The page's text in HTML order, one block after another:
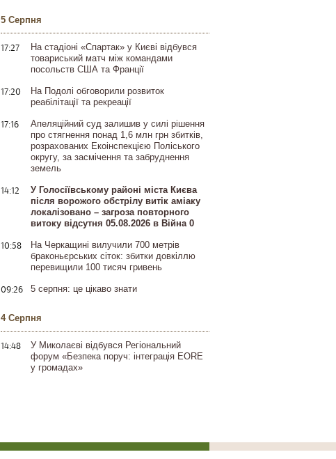
5 Серпня
17:27
На стадіоні «Спартак» у Києві відбувся
товариський матч між командами
посольств США та Франції
17:20
На Подолі обговорили розвиток
реабілітації та рекреації
17:16
Апеляційний суд залишив у силі рішення
про стягнення понад 1,6 млн грн збитків,
розрахованих Екоінспекцією Поліського
округу, за засмічення та забруднення
земель
14:12
У Голосіївському районі міста Києва
після ворожого обстрілу витік аміаку
локалізовано – загроза повторного
витоку відсутня 05.08.2026 в Війна 0
10:58
На Черкащині вилучили 700 метрів
браконьєрських сіток: збитки довкіллю
перевищили 100 тисяч гривень
09:26 5 серпня: це цікаво знати
4 Серпня
14:48
У Миколаєві відбувся Регіональний
форум «Безпека поруч: інтеграція EORE
у громадах»